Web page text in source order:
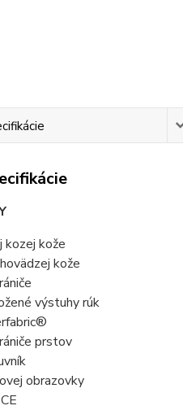
kozej kože
kože
výstuhy rúk
prstov
obrazovky